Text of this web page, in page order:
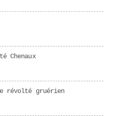
Chenaux
révolté gruérien